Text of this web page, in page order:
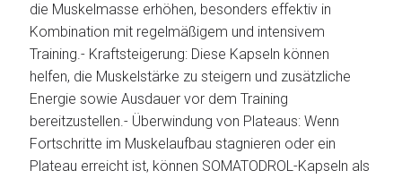
die Muskelmasse erhöhen, besonders effektiv in
Kombination mit regelmäßigem und intensivem
Training.- Kraftsteigerung: Diese Kapseln können
helfen, die Muskelstärke zu steigern und zusätzliche
Energie sowie Ausdauer vor dem Training
bereitzustellen.- Überwindung von Plateaus: Wenn
Fortschritte im Muskelaufbau stagnieren oder ein
Plateau erreicht ist, können SOMATODROL-Kapseln als